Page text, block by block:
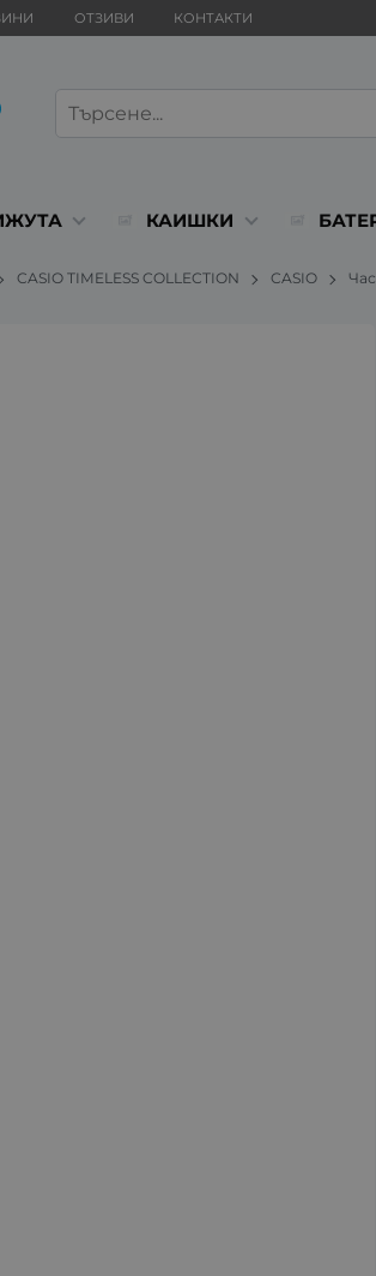
ОТЗИВИ КОНТАКТИ
КАИШКИ
CASIO TIMELESS COLLECTION CASIO